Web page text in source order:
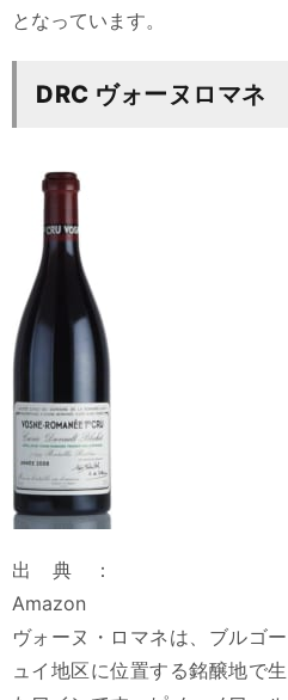
となっています。
DRC ヴォーヌロマネ
出典：
Amazon
ヴォーヌ・ロマネは、ブルゴ
ュイ地区に位置する銘醸地で